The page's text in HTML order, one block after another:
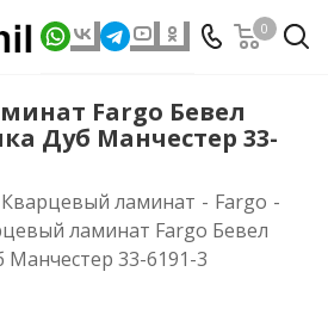
0
Fargo Бевел
Дуб Манчестер 33-
Кварцевый ламинат - Fargo -
ламинат Fargo Бевел
Манчестер 33-6191-3